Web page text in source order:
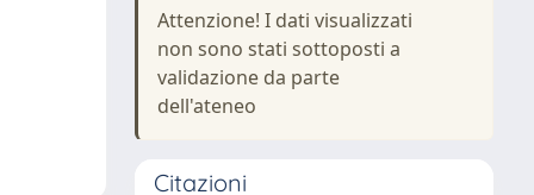
Attenzione! I dati visualizzati
non sono stati sottoposti a
validazione da parte
dell'ateneo
Citazioni